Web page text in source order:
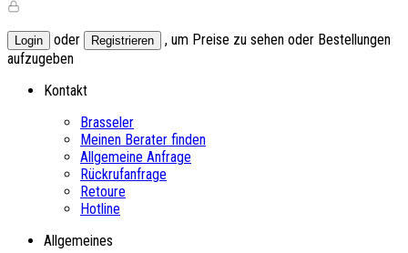
Login oder Registrieren
, um Preise zu sehen oder Bestellungen
aufzugeben
Kontakt
Brasseler
Meinen Berater finden
Allgemeine Anfrage
Rückrufanfrage
Retoure
Hotline
Allgemeines